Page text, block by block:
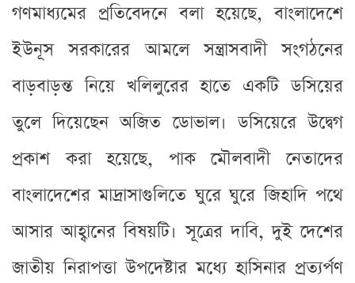
গণমাধ্যমের প্রতিবেদনে বলা হয়েছে, বাংলাদেশে
ইউনূস সরকারের আমলে সন্ত্রাসবাদী সংগঠনের
বাড়বাড়ন্ত নিয়ে খলিলুরের হাতে একটি ডসিয়ের
তুলে দিয়েছেন অজিত ডোভাল। ডসিয়েরে উদ্বেগ
প্রকাশ করা হয়েছে, পাক মৌলবাদী নেতাদের
বাংলাদেশের মাদ্রাসাগুলিতে ঘুরে ঘুরে জিহাদি পথে
আসার আহ্বানের বিষয়টি। সূত্রের দাবি, দুই দেশের
জাতীয় নিরাপত্তা উপদেষ্টার মধ্যে হাসিনার প্রত্যর্পণ